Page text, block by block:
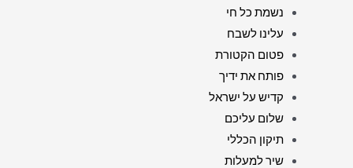
נשמת כל חי
עלינו לשבח
פטום הקטורת
פותח את ידיך
קדיש על ישראל
שלום עליכם
תיקון הכללי
שיר למעלות